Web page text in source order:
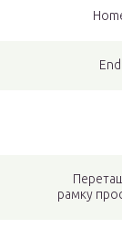
End
рамку